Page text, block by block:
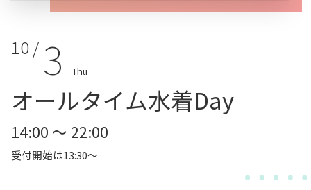
10 / 3 Thu
オールタイム水着Day
14:00 ～ 22:00
受付開始は13:30～